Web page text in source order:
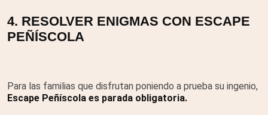
4. RESOLVER ENIGMAS CON ESCAPE
PEÑÍSCOLA
Para las familias que disfrutan poniendo a prueba su ingenio,
Escape Peñíscola es parada obligatoria.